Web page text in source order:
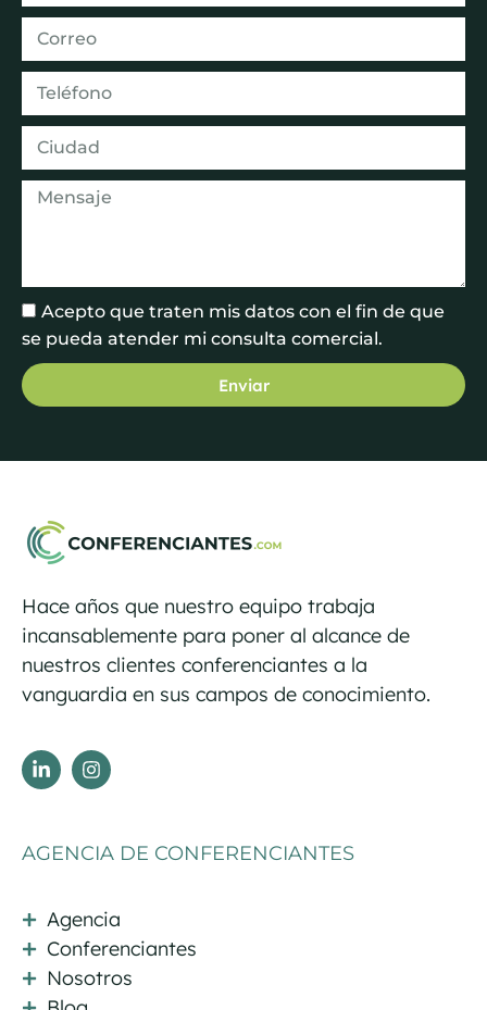
Acepto que traten mis datos con el fin de que
se pueda atender mi consulta comercial.
Enviar
Hace años que nuestro equipo trabaja
incansablemente para poner al alcance de
nuestros clientes conferenciantes a la
vanguardia en sus campos de conocimiento.
AGENCIA DE CONFERENCIANTES
Agencia
Conferenciantes
Nosotros